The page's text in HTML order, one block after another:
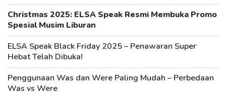
Christmas 2025: ELSA Speak Resmi Membuka Promo
Spesial Musim Liburan
ELSA Speak Black Friday 2025 – Penawaran Super
Hebat Telah Dibuka!
Penggunaan Was dan Were Paling Mudah – Perbedaan
Was vs Were